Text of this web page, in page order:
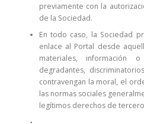
previamente con la
de la Sociedad.
En todo caso, la Sociedad
enlace al Portal desde
materiales, información
degradantes,
contravengan la moral, el
las normas sociales
legítimos derechos de